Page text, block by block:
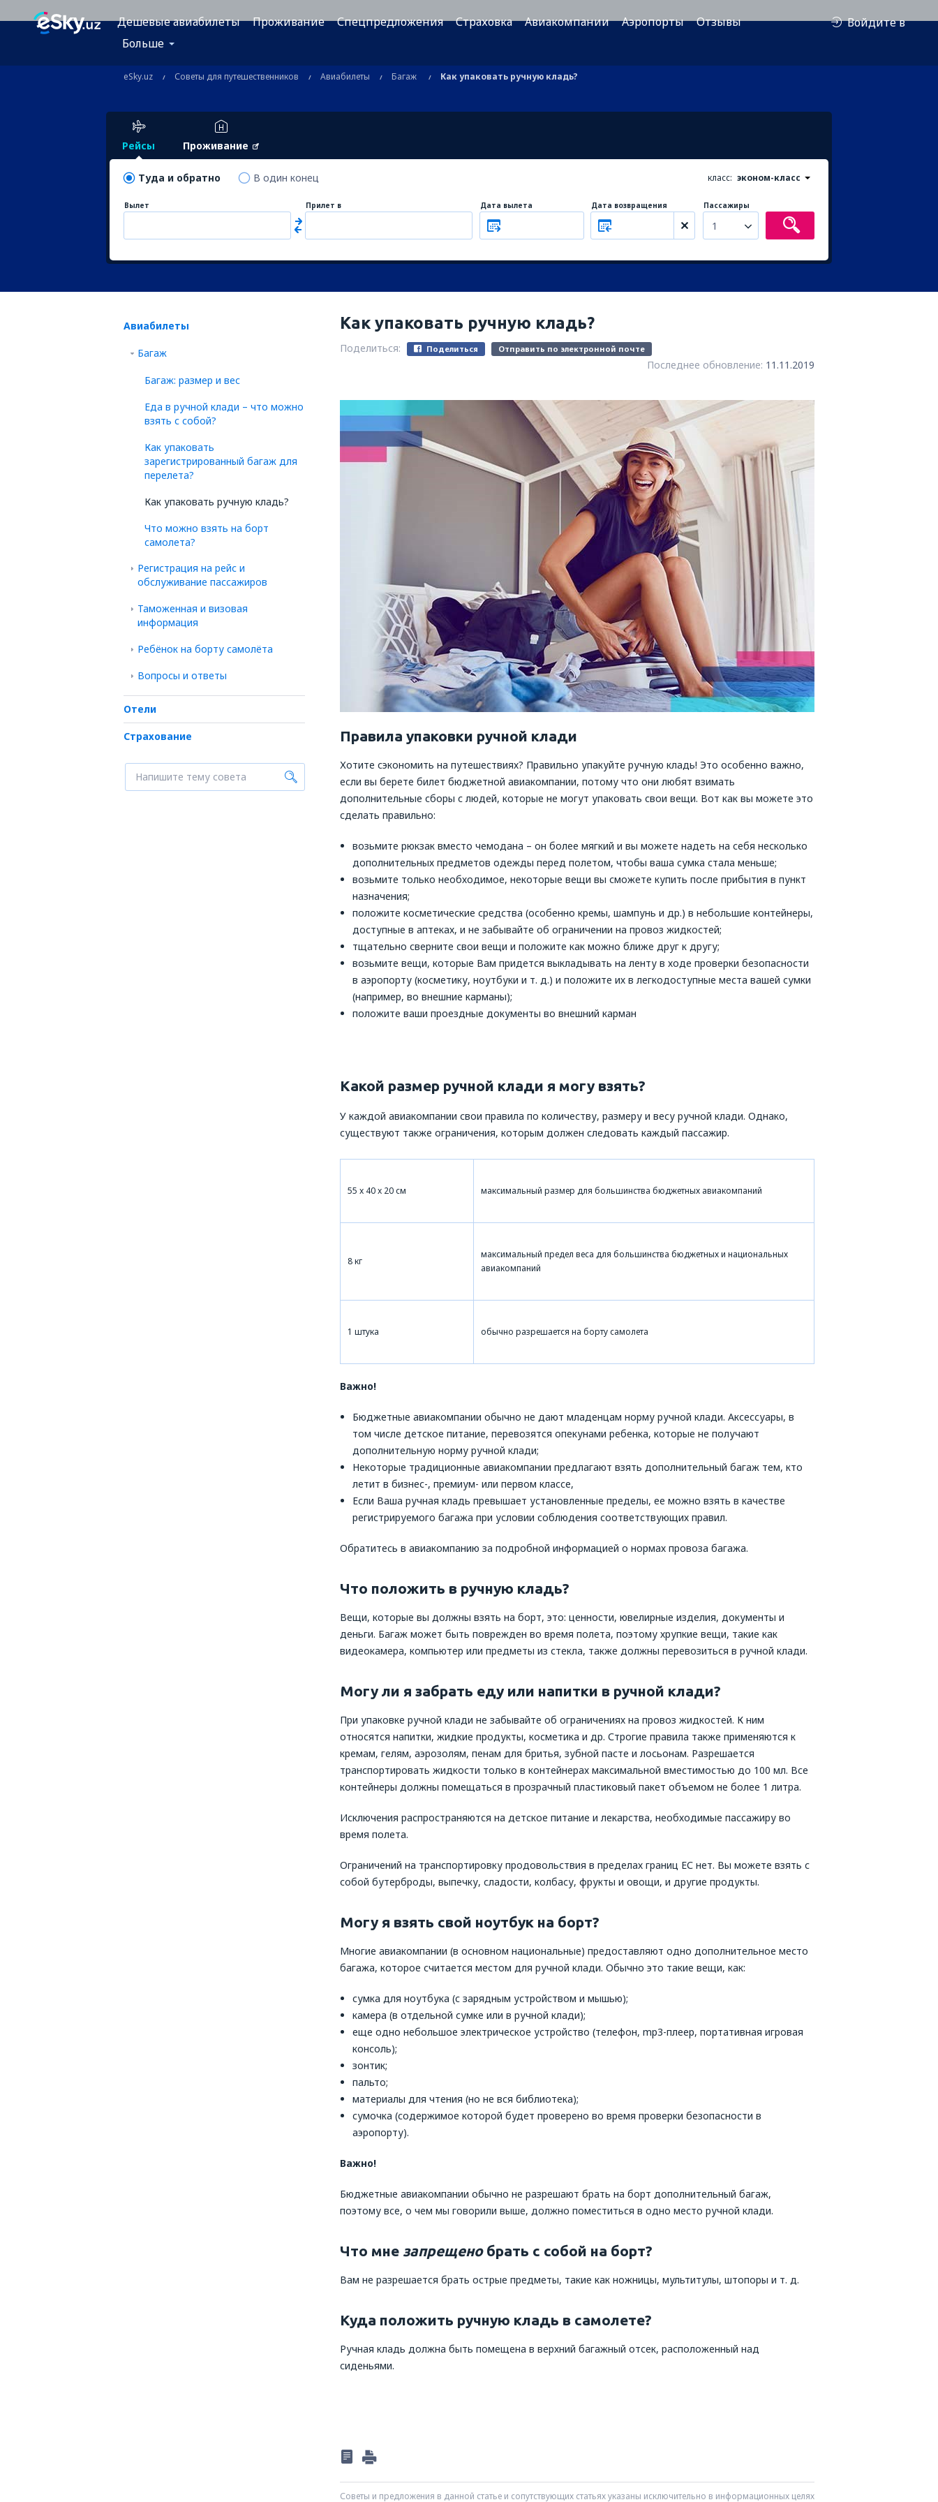
Дешевые авиабилеты Проживание Спецпредложения Страховка Авиакомпании Аэропорты
Отзывы
Больше
Войдите в
eSky.uz Советы для путешественников Авиабилеты Багаж Как упаковать ручную кладь?
Рейсы Проживание
Туда и обратно В один конец класс: эконом-класс
Вылет Прилет в Дата вылета Дата возвращения Пассажиры
1
Авиабилеты
Багаж
Багаж: размер и вес
Еда в ручной клади – что можно
взять с собой?
Как упаковать
зарегистрированный багаж для
перелета?
Как упаковать ручную кладь?
Что можно взять на борт
самолета?
Регистрация на рейс и
обслуживание пассажиров
Таможенная и визовая
информация
Ребёнок на борту самолёта
Вопросы и ответы
Отели
Страхование
Как упаковать ручную кладь?
Поделиться: Поделиться Отправить по электронной почте
Последнее обновление: 11.11.2019
Правила упаковки ручной клади
Хотите сэкономить на путешествиях? Правильно упакуйте ручную кладь! Это особенно важно,
если вы берете билет бюджетной авиакомпании, потому что они любят взимать
дополнительные сборы с людей, которые не могут упаковать свои вещи. Вот как вы можете это
сделать правильно:
возьмите рюкзак вместо чемодана – он более мягкий и вы можете надеть на себя несколько
дополнительных предметов одежды перед полетом, чтобы ваша сумка стала меньше;
возьмите только необходимое, некоторые вещи вы сможете купить после прибытия в пункт
назначения;
положите косметические средства (особенно кремы, шампунь и др.) в небольшие контейнеры,
доступные в аптеках, и не забывайте об ограничении на провоз жидкостей;
тщательно сверните свои вещи и положите как можно ближе друг к другу;
возьмите вещи, которые Вам придется выкладывать на ленту в ходе проверки безопасности
в аэропорту (косметику, ноутбуки и т. д.) и положите их в легкодоступные места вашей сумки
(например, во внешние карманы);
положите ваши проездные документы во внешний карман
Какой размер ручной клади я могу взять?
У каждой авиакомпании свои правила по количеству, размеру и весу ручной клади. Однако,
существуют также ограничения, которым должен следовать каждый пассажир.
55 x 40 x 20 см максимальный размер для большинства бюджетных авиакомпаний
8 кг
максимальный предел веса для большинства бюджетных и национальных
авиакомпаний
1 штука обычно разрешается на борту самолета
Важно!
Бюджетные авиакомпании обычно не дают младенцам норму ручной клади. Аксессуары, в
том числе детское питание, перевозятся опекунами ребенка, которые не получают
дополнительную норму ручной клади;
Некоторые традиционные авиакомпании предлагают взять дополнительный багаж тем, кто
летит в бизнес-, премиум- или первом классе,
Если Ваша ручная кладь превышает установленные пределы, ее можно взять в качестве
регистрируемого багажа при условии соблюдения соответствующих правил.
Обратитесь в авиакомпанию за подробной информацией о нормах провоза багажа.
Что положить в ручную кладь?
Вещи, которые вы должны взять на борт, это: ценности, ювелирные изделия, документы и
деньги. Багаж может быть поврежден во время полета, поэтому хрупкие вещи, такие как
видеокамера, компьютер или предметы из стекла, также должны перевозиться в ручной клади.
Могу ли я забрать еду или напитки в ручной клади?
При упаковке ручной клади не забывайте об ограничениях на провоз жидкостей. К ним
относятся напитки, жидкие продукты, косметика и др. Строгие правила также применяются к
кремам, гелям, аэрозолям, пенам для бритья, зубной пасте и лосьонам. Разрешается
транспортировать жидкости только в контейнерах максимальной вместимостью до 100 мл. Все
контейнеры должны помещаться в прозрачный пластиковый пакет объемом не более 1 литра.
Исключения распространяются на детское питание и лекарства, необходимые пассажиру во
время полета.
Ограничений на транспортировку продовольствия в пределах границ ЕС нет. Вы можете взять с
собой бутерброды, выпечку, сладости, колбасу, фрукты и овощи, и другие продукты.
Могу я взять свой ноутбук на борт?
Многие авиакомпании (в основном национальные) предоставляют одно дополнительное место
багажа, которое считается местом для ручной клади. Обычно это такие вещи, как:
сумка для ноутбука (с зарядным устройством и мышью);
камера (в отдельной сумке или в ручной клади);
еще одно небольшое электрическое устройство (телефон, mp3-плеер, портативная игровая
консоль);
зонтик;
пальто;
материалы для чтения (но не вся библиотека);
сумочка (содержимое которой будет проверено во время проверки безопасности в
аэропорту).
Важно!
Бюджетные авиакомпании обычно не разрешают брать на борт дополнительный багаж,
поэтому все, о чем мы говорили выше, должно поместиться в одно место ручной клади.
Что мне запрещенобрать с собой на борт?
Вам не разрешается брать острые предметы, такие как ножницы, мультитулы, штопоры и т. д.
Куда положить ручную кладь в самолете?
Ручная кладь должна быть помещена в верхний багажный отсек, расположенный над
сиденьями.
Советы и предложения в данной статье и сопутствующих статьях указаны исключительно в информационных целях